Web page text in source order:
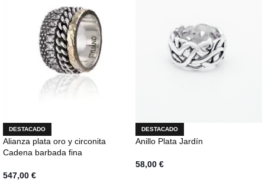
DESTACADO
Alianza plata oro y circonita
Cadena barbada fina
547,00 €
DESTACADO
Anillo Plata Jardín
58,00 €